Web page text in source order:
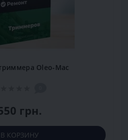
Oleo-Mac
грн.
В КОРЗИНУ